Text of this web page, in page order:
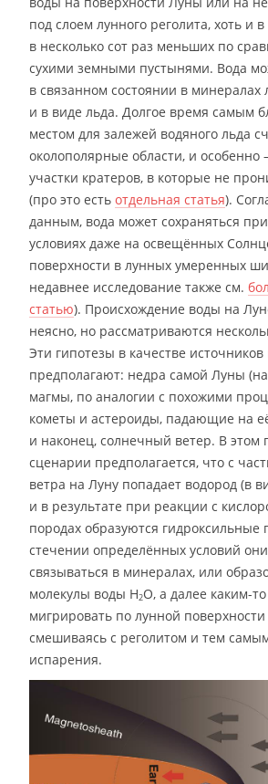
под слоем лунного реголита, хоть и
в несколько сот раз меньших по
сухими земными пустынями. Вода
в связанном состоянии в минералах
и в виде льда. Долгое время самым
местом для залежей водяного льда
околополярные области, и
участки кратеров, в которые не
(про это есть отдельная статья).
данным, вода может сохраняться
условиях даже на освещённых
поверхности в лунных умеренных
недавнее исследование также см.
статью). Происхождение воды на
неясно, но рассматриваются
Эти гипотезы в качестве
предполагают: недра самой Луны
магмы, по аналогии с похожими
кометы и астероиды, падающие на
и наконец, солнечный ветер. В этом
сценарии предполагается, что с
ветра на Луну попадает водород (в
и в результате при реакции с
породах образуются гидроксильные
стечении определённых условий
связываться в минералах, или
молекулы воды H2O, а далее каким-
мигрировать по лунной поверхности
смешиваясь с реголитом и тем
испарения.